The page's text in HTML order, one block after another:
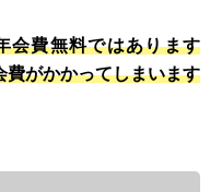
会費無料ではあります
費がかかってしまいます